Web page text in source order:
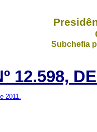
Subchefia
12.598,
2011.